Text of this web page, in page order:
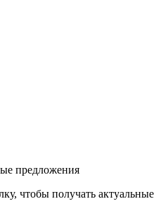
предложения
чтобы получать актуальные